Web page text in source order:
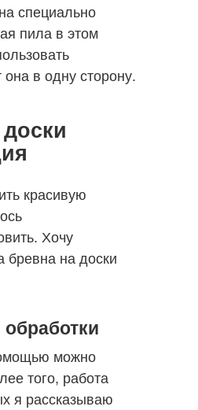
специально
пила в этом
она в одну сторону.
красивую
Хочу
бревна на доски
можно
того, работа
я рассказываю